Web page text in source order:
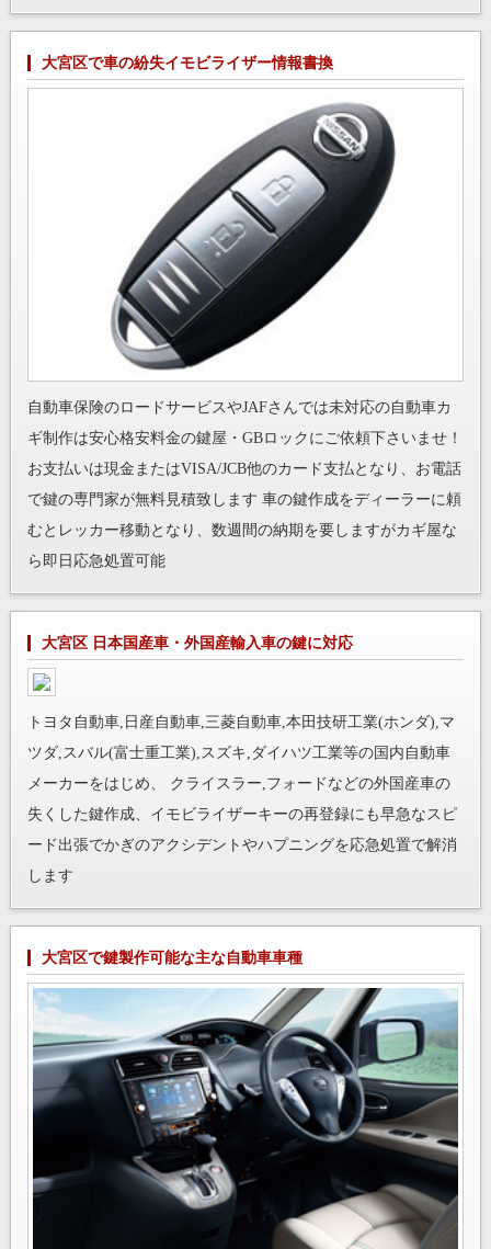
大宮区で車の紛失イモビライザー情報書換
自動車保険のロードサービスやJAFさんでは未対応の自動車カ
ギ制作は安心格安料金の鍵屋・GBロックにご依頼下さいませ！
お支払いは現金またはVISA/JCB他のカード支払となり、お電話
で鍵の専門家が無料見積致します 車の鍵作成をディーラーに頼
むとレッカー移動となり、数週間の納期を要しますがカギ屋な
ら即日応急処置可能
大宮区 日本国産車・外国産輸入車の鍵に対応
トヨタ自動車,日産自動車,三菱自動車,本田技研工業(ホンダ),マ
ツダ,スバル(富士重工業),スズキ,ダイハツ工業等の国内自動車
メーカーをはじめ、 クライスラー,フォードなどの外国産車の
失くした鍵作成、イモビライザーキーの再登録にも早急なスピ
ード出張でかぎのアクシデントやハプニングを応急処置で解消
します
大宮区で鍵製作可能な主な自動車車種